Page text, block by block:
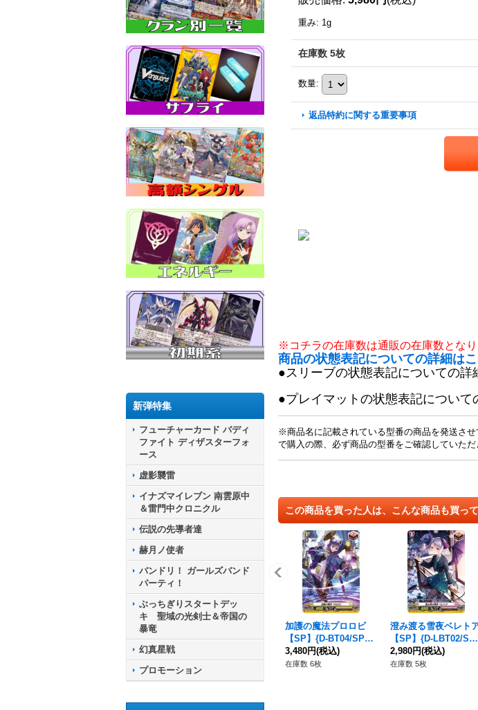
新弾特集
フューチャーカード バディ
ファイト ディザスターフォ
ース
虚影襲雷
イナズマイレブン 南雲原中
＆雷門中クロニクル
伝説の先導者達
赫月ノ使者
バンドリ！ ガールズバンド
パーティ！
ぶっちぎりスタートデッ
キ 聖域の光剣士＆帝国の
暴竜
幻真星戦
プロモーション
重み: 1g
在庫数 5枚
数量:
返品特約に関する重要事項
※コチラの在庫数は通販の在庫数とな
商品の状態表記についての詳細は
●スリーブの状態表記についての詳
●プレイマットの状態表記について
※商品名に記載されている型番の商品を発送さ
で購入の際、必ず商品の型番をご確認していただ
この商品を買った人は、こんな商品も買っ
加護の魔法プロロビ
【SP】{D-BT04/SP3
4}《ケテルサンクチュ
アリ》
3,480円(税込)
在庫数 6枚
澄み渡る雪夜ベレト
【SP】{D-LBT02/SP3
4}《リリカルモナステ
リオ》
2,980円(税込)
在庫数 5枚